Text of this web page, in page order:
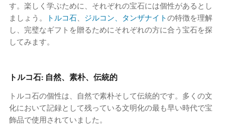
す。楽しく学ぶために、それぞれの宝石には個性があるとし
ましょう。
トルコ石 ジルコン、 タンザナイトの特徴を理解
し、完璧なギフトを贈るためにそれぞれの方に合う宝石を探
してみます。
トルコ石: 自然、素朴、伝統的
トルコ石の個性は、自然で素朴そして伝統的です。多くの文
化において記録として残っている文明化の最も早い時代で宝
飾品で使用されていました。